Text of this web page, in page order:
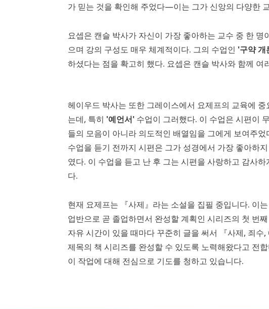
가 믿는 것을 확인해 주었다—이는 그가 신앙의 다양한
요셉은 캔슬 박사가 자신이 가장 좋아하는 교수 중 한
으며 강의 구성도 매우 체계적이다. 그의 수업인 '구약 개
하셨다는 점을 확고히 했다. 요셉은 캔슬 박사와 함께
헤이우드 박사는 또한 그레이스에서 요제프의 교육에 중
는데, 특히 '예언서' 수업이 그러했다. 이 수업은 시편이
들의 모음이 아니라 의도적인 배열임을 그에게 보여주었
수업을 듣기 전까지 시편은 그가 성경에서 가장 좋아하
였다. 이 수업을 듣고 난 후 그는 시편을 사랑하고 감사하
다.
현재 요제프는 『사제』라는 소설을 집필 중입니다. 이
업반으로 곧 졸업하면서 완성할 계획인 시리즈의 첫 번
자유 시간이 있을 때마다 꾸준히 글을 써서 『사제, 죄수,
제목의 책 시리즈를 완성할 수 있도록 노력해왔다고 전
이 작업에 대해 전심으로 기도를 청하고 있습니다.